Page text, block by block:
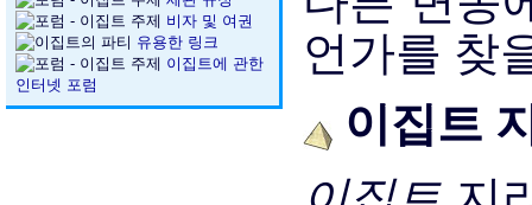
비자 및 여권
유용한 링크
이집트에 관한
인터넷 포럼
언가를 찾
이집트